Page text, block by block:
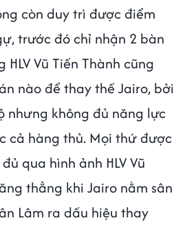
còn duy trì được điểm
trước đó chỉ nhận 2 bàn
Vũ Tiến Thành cũng
nào để thay thế Jairo, bởi
nhưng không đủ năng lực
cả hàng thủ. Mọi thứ được
qua hình ảnh HLV Vũ
thẳng khi Jairo nằm sân
Lâm ra dấu hiệu thay